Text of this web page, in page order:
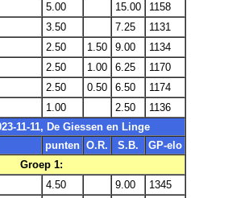
5.00 15.00
1158
3.50 7.25
1131
2.50 1.50 9.00
1134
2.50 1.00 6.25
1170
2.50 0.50 6.50
1174
1.00 2.50
1136
11-11, De Giessen en Linge
punten O.R. S.B.
GP-elo
Groep 1:
4.50 9.00
1345